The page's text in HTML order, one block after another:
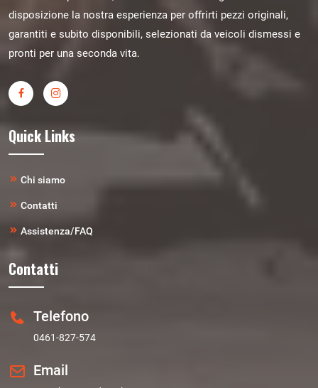
disposizione la nostra esperienza per offrirti pezzi originali,
garantiti e subito disponibili, selezionati da veicoli dismessi e
pronti per una seconda vita.
Quick Links
Chi siamo
Contatti
Assistenza/FAQ
Contatti
Telefono
0461-827-574
Email